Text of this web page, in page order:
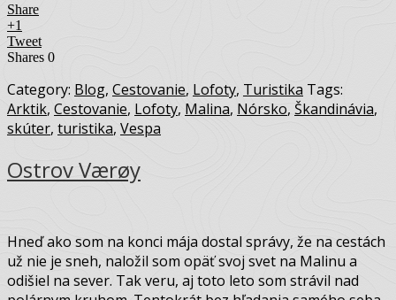
Share
+1
Tweet
Shares 0
Category: Blog, Cestovanie, Lofoty, Turistika Tags:
Arktik, Cestovanie, Lofoty, Malina, Nórsko, Škandinávia,
skúter, turistika, Vespa
Ostrov Værøy
Hneď ako som na konci mája dostal správy, že na cestách
už nie je sneh, naložil som opäť svoj svet na Malinu a
odišiel na sever. Tak veru, aj toto leto som strávil nad